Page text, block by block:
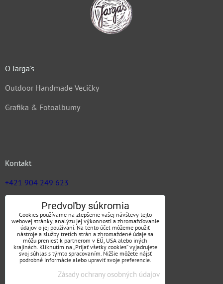
O Jarga's
Outdoor Handmade Vecičky
Grafika & Fotoalbumy
Kontakt
+421 904 249 623
zuz@jargas.sk
Obchodné podmienky
Predvoľby súkromia
Cookies používame na zlepšenie vašej návštevy tejto
webovej stránky, analýzu jej výkonnosti a zhromažďovanie
údajov o jej používaní. Na tento účel môžeme použiť
nástroje a služby tretích strán a zhromaždené údaje sa
môžu preniesť k partnerom v EÚ, USA alebo iných
krajinách. Kliknutím na „Prijať všetky cookies“ vyjadrujete
svoj súhlas s týmto spracovaním. Nižšie môžete nájsť
podrobné informácie alebo upraviť svoje preferencie.
Zásady ochrany osobných údajov